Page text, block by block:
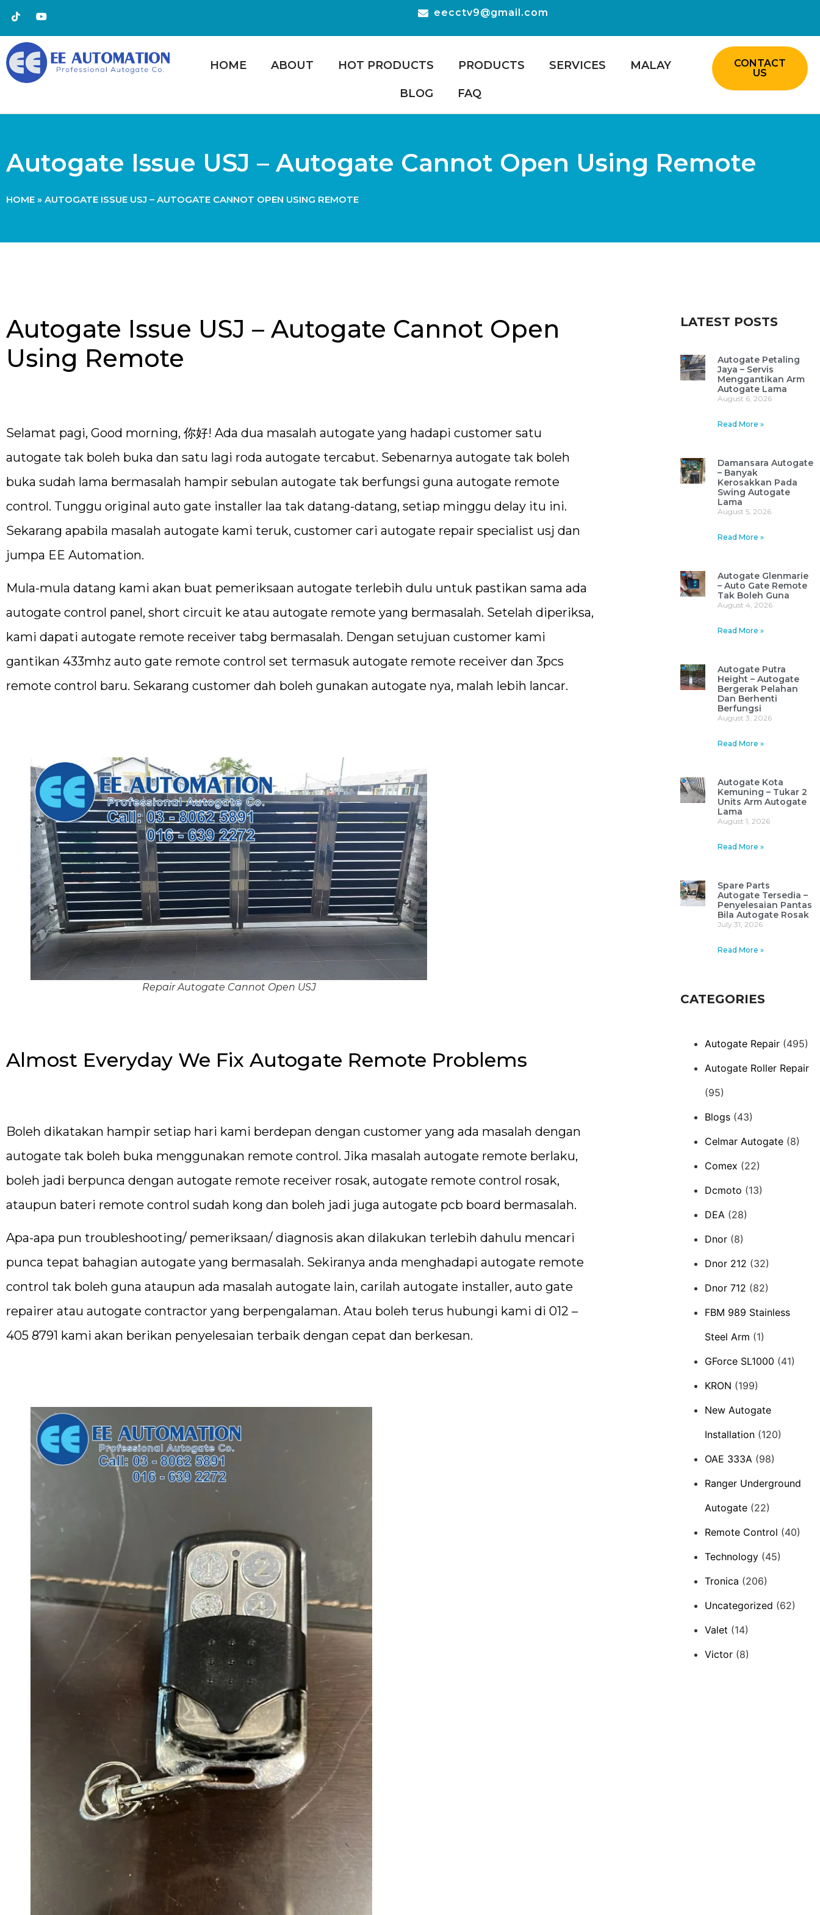
eecctv9@gmail.com
HOME ABOUT HOT PRODUCTS PRODUCTS SERVICES MALAY
BLOG FAQ
CONTACT
US
Autogate Issue USJ – Autogate Cannot Open Using Remote
HOME » AUTOGATE ISSUE USJ – AUTOGATE CANNOT OPEN USING REMOTE
Autogate Issue USJ – Autogate Cannot Open
Using Remote
Selamat pagi, Good morning, 你好! Ada dua masalah autogate yang hadapi customer satu
autogate tak boleh buka dan satu lagi roda autogate tercabut. Sebenarnya autogate tak boleh
buka sudah lama bermasalah hampir sebulan autogate tak berfungsi guna autogate remote
control. Tunggu original auto gate installer laa tak datang-datang, setiap minggu delay itu ini.
Sekarang apabila masalah autogate kami teruk, customer cari autogate repair specialist usj dan
jumpa EE Automation.
Mula-mula datang kami akan buat pemeriksaan autogate terlebih dulu untuk pastikan sama ada
autogate control panel, short circuit ke atau autogate remote yang bermasalah. Setelah diperiksa,
kami dapati autogate remote receiver tabg bermasalah. Dengan setujuan customer kami
gantikan 433mhz auto gate remote control set termasuk autogate remote receiver dan 3pcs
remote control baru. Sekarang customer dah boleh gunakan autogate nya, malah lebih lancar.
Repair Autogate Cannot Open USJ
Almost Everyday We Fix Autogate Remote Problems
Boleh dikatakan hampir setiap hari kami berdepan dengan customer yang ada masalah dengan
autogate tak boleh buka menggunakan remote control. Jika masalah autogate remote berlaku,
boleh jadi berpunca dengan autogate remote receiver rosak, autogate remote control rosak,
ataupun bateri remote control sudah kong dan boleh jadi juga autogate pcb board bermasalah.
Apa-apa pun troubleshooting/ pemeriksaan/ diagnosis akan dilakukan terlebih dahulu mencari
punca tepat bahagian autogate yang bermasalah. Sekiranya anda menghadapi autogate remote
control tak boleh guna ataupun ada masalah autogate lain, carilah autogate installer, auto gate
repairer atau autogate contractor yang berpengalaman. Atau boleh terus hubungi kami di 012 –
405 8791 kami akan berikan penyelesaian terbaik dengan cepat dan berkesan.
LATEST POSTS
Autogate Petaling
Jaya – Servis
Menggantikan Arm
Autogate Lama
August 6, 2026
Read More »
Damansara Autogate
– Banyak
Kerosakkan Pada
Swing Autogate
Lama
August 5, 2026
Read More »
Autogate Glenmarie
– Auto Gate Remote
Tak Boleh Guna
August 4, 2026
Read More »
Autogate Putra
Height – Autogate
Bergerak Pelahan
Dan Berhenti
Berfungsi
August 3, 2026
Read More »
Autogate Kota
Kemuning – Tukar 2
Units Arm Autogate
Lama
August 1, 2026
Read More »
Spare Parts
Autogate Tersedia –
Penyelesaian Pantas
Bila Autogate Rosak
July 31, 2026
Read More »
CATEGORIES
Autogate Repair(495)
Autogate Roller Repair
(95)
Blogs(43)
Celmar Autogate(8)
Comex (22)
Dcmoto (13)
DEA (28)
Dnor(8)
Dnor 212 (32)
Dnor 712 (82)
FBM 989 Stainless
Steel Arm (1)
GForce SL1000 (41)
KRON (199)
New Autogate
Installation(120)
OAE 333A (98)
Ranger Underground
Autogate(22)
Remote Control (40)
Technology(45)
Tronica (206)
Uncategorized (62)
Valet (14)
Victor(8)